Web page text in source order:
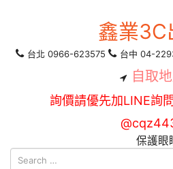
鑫業3C
台北 0966-623575 台中 04-
自取
詢價請優先加LINE詢
保護眼